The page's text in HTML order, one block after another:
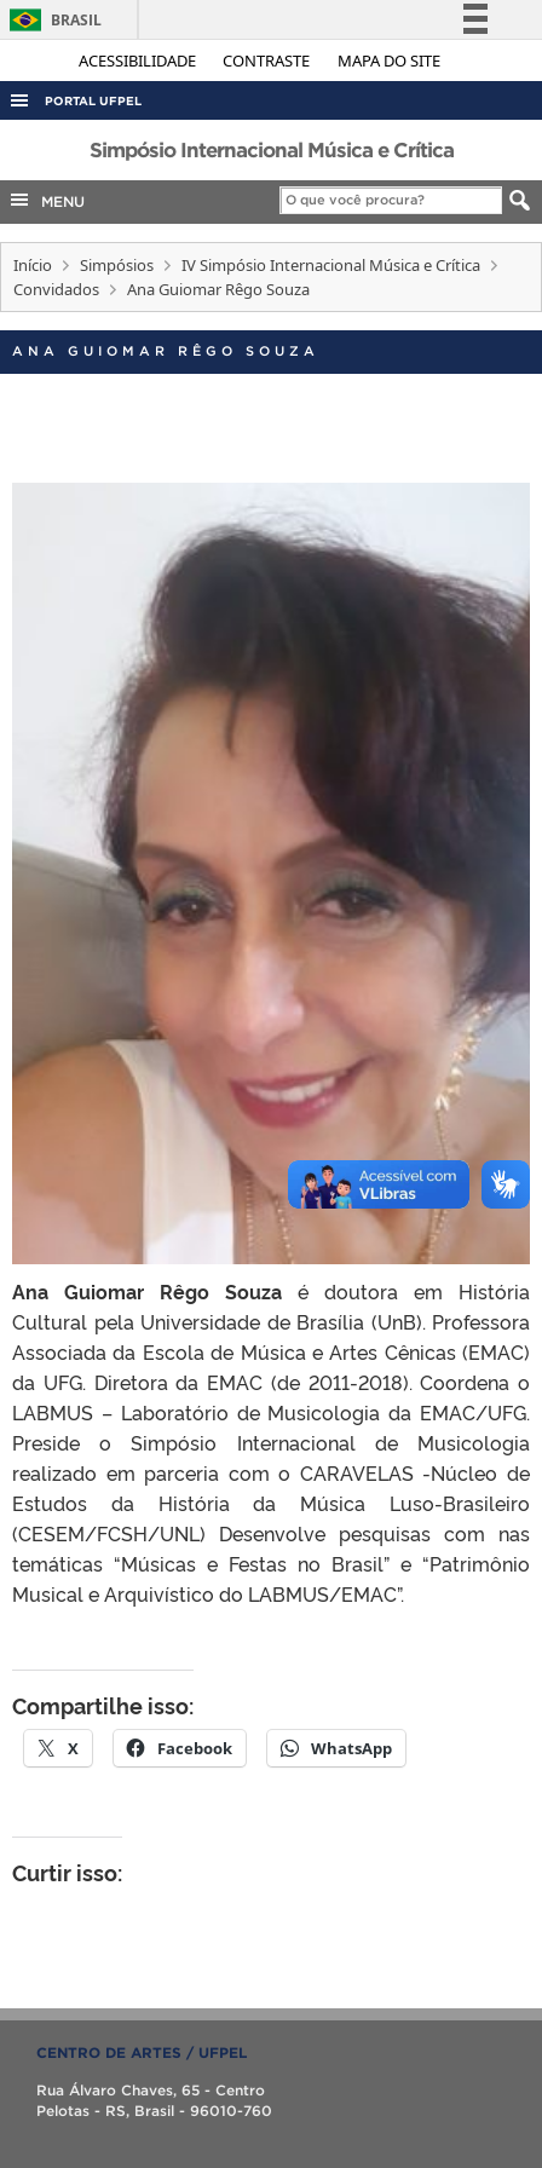
ACESSIBILIDADE CONTRASTE MAPA DO SITE
BRASIL
Simplifique!
Legislação
Canais
PORTAL UFPEL
ACESSO À INFORMAÇÃO
AUDITORIA
COBALTO
CONCURSOS
INTERNACIONAL
Simpósio Internacional Música e Crítica
MENU
Início Simpósios
IV Simpósio Internacional Música e Crítica
Convidados
Ana Guiomar Rêgo Souza
ANA GUIOMAR RÊGO SOUZA
Ana Guiomar Rêgo Souza é doutora em História
Cultural pela Universidade de Brasília (UnB). Professora
Associada da Escola de Música e Artes Cênicas (EMAC)
da UFG. Diretora da EMAC (de 2011-2018). Coordena o
LABMUS – Laboratório de Musicologia da EMAC/UFG.
Preside o Simpósio Internacional de Musicologia
realizado em parceria com o CARAVELAS -Núcleo de
Estudos da História da Música Luso-Brasileiro
(CESEM/FCSH/UNL) Desenvolve pesquisas com nas
temáticas “Músicas e Festas no Brasil” e “Patrimônio
Musical e Arquivístico do LABMUS/EMAC”.
Compartilhe isso:
X Facebook WhatsApp
Curtir isso:
CENTRO DE ARTES / UFPEL
Rua Álvaro Chaves, 65 - Centro
Pelotas - RS, Brasil - 96010-760